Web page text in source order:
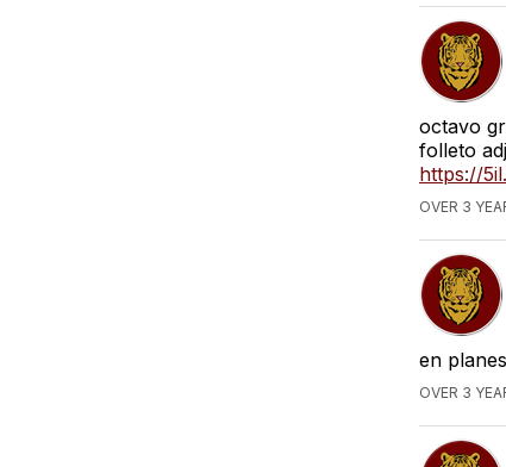
octavo
folleto
https://
OVER 3
en
OVER 3